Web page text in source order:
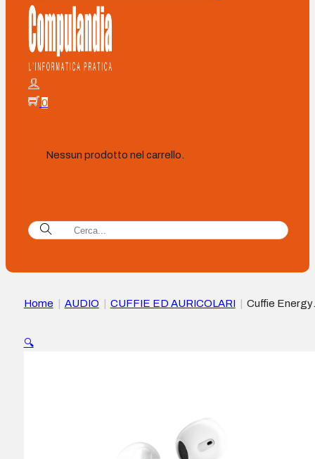
0
Nessun prodotto nel carrello.
Home AUDIO CUFFIE ED AURICOLARI
Cuffie Energy
Wireless – 20 ore di autonomia – Display con indicatore di
🔍